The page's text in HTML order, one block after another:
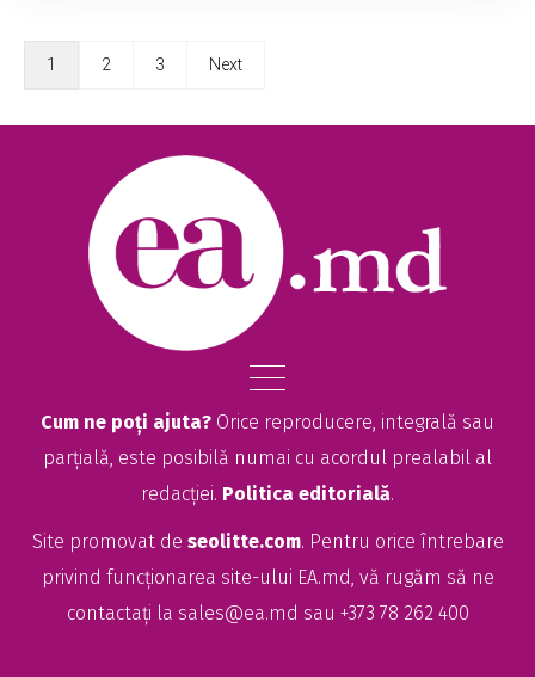
1 2 3 Next
Cum ne poți ajuta? Orice reproducere, integrală sau
parțială, este posibilă numai cu acordul prealabil al
redacției. Politica editorială.
Site promovat de seolitte.com. Pentru orice întrebare
privind funcționarea site-ului EA.md, vă rugăm să ne
contactați la sales@ea.md sau +373 78 262 400